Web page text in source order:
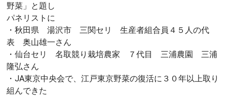
野菜」と題し
パネリストに
・秋田県 湯沢市 三関セリ 生産者組合員４５人の代
表 奥山雄一さん
・仙台セリ 名取競り栽培農家 ７代目 三浦農園 三浦
隆弘さん
・JA東京中央会で、江戸東京野菜の復活に３０年以上取り
組んできた